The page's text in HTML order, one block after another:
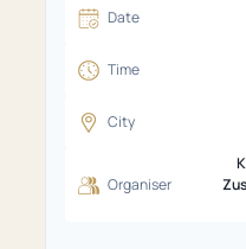
Date
Time
City
Organiser